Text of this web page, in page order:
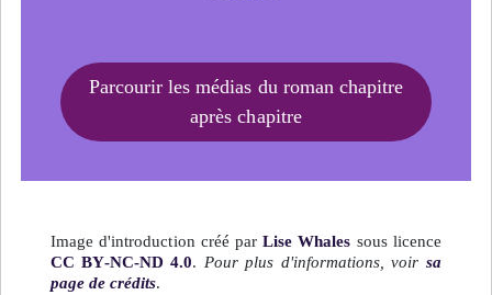
Parcourir les médias du roman chapitre
après chapitre
Image d'introduction créé parLise Whales sous licence
CC BY-NC-ND 4.0. Pour plus d'informations, voir sa
page de crédits.